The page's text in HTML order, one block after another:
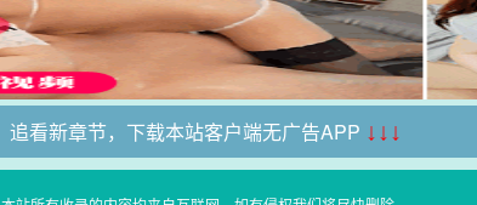
追看新章节，下载本站客户端无广告APP ↓↓↓